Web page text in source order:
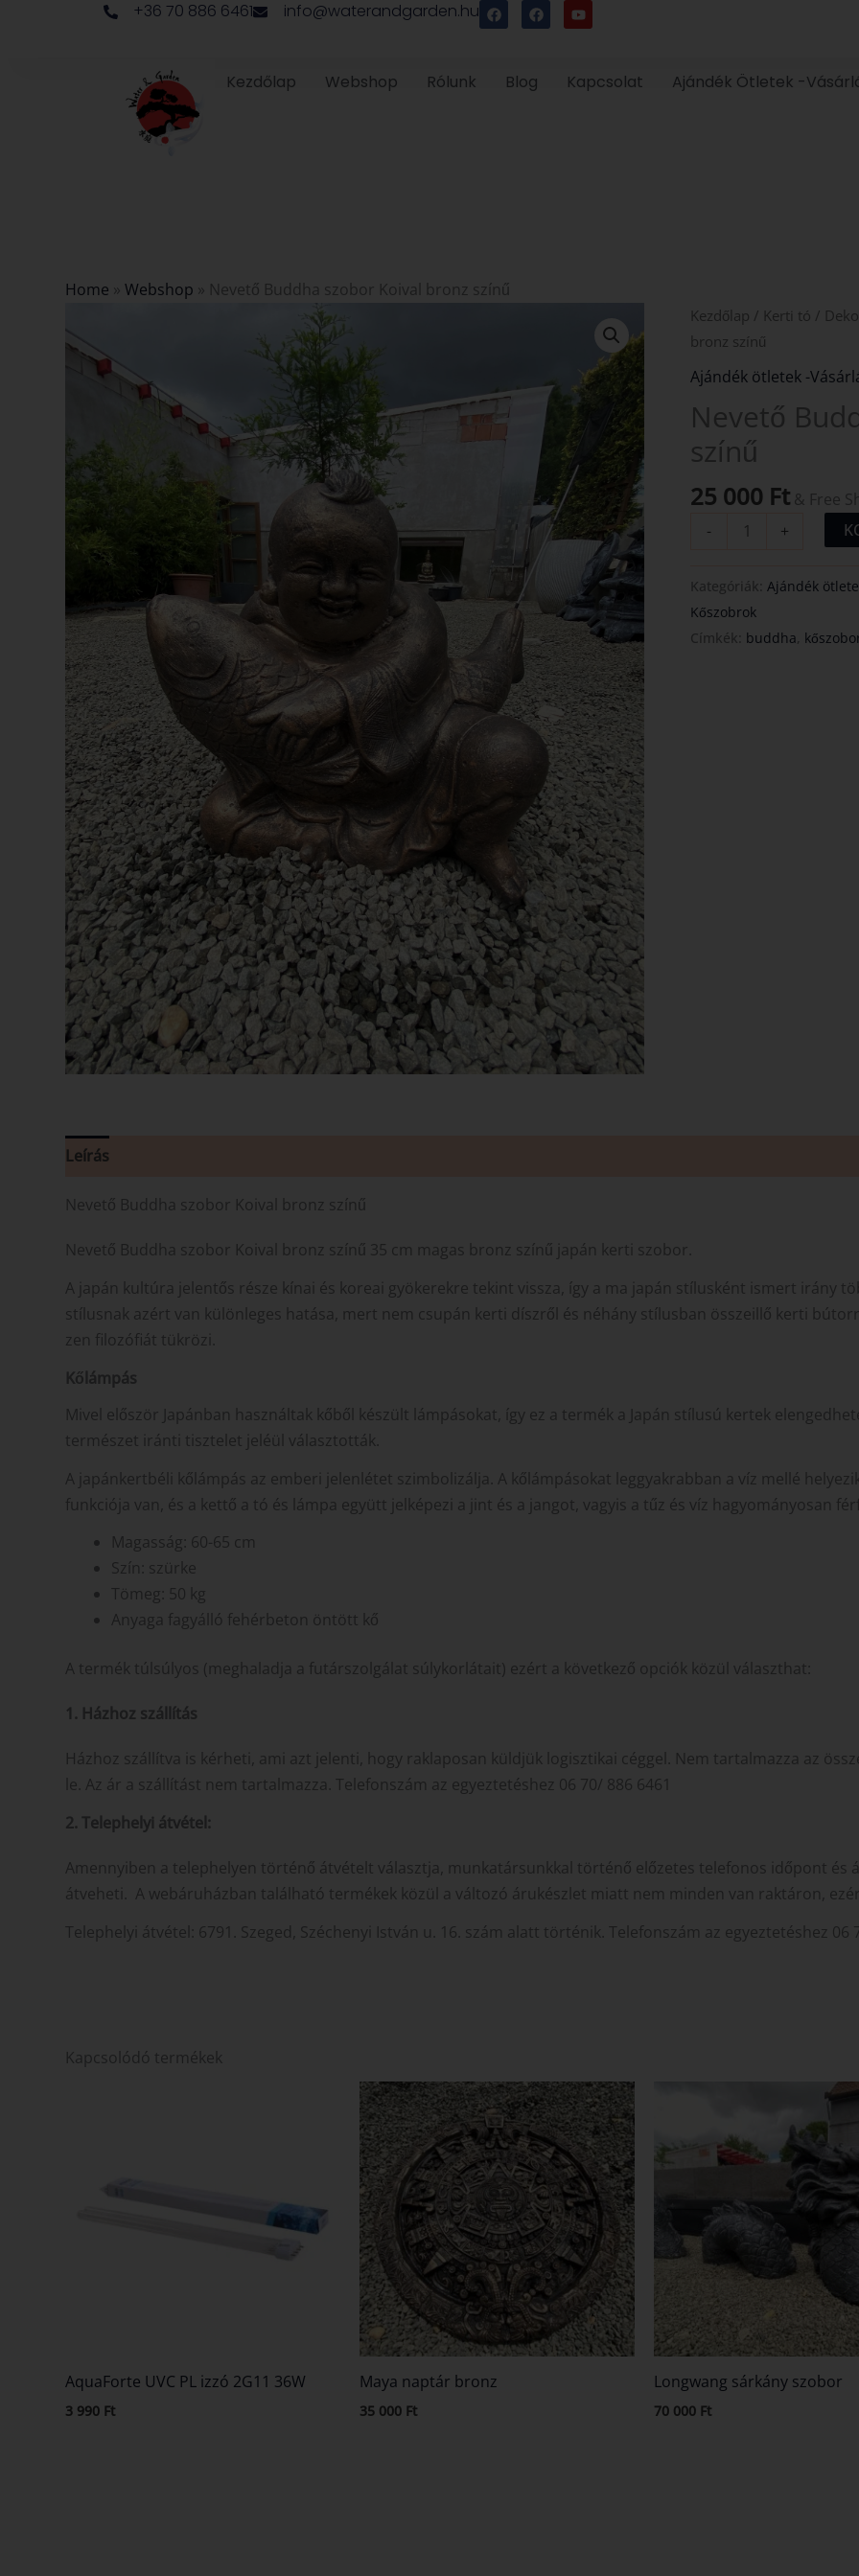
+36 70 886 6461 info@waterandgarden.hu F
a
c
F
a
c
o
o
Y
o
u
b
e
Kezdőlap Webshop Rólunk Blog Kapcsolat Ajándék Ötletek -
Home » Webshop » Nevető Buddha szobor Koival bronz színű
Kezdőlap / Kerti tó /
bronz színű
Ajándék ötletek -
Nevető
színű
25 000 Ft & Free
-
Nevető
Buddha
szobor
Koival
bronz
színű
+
Kategóriák:Ajándék
Kőszobrok
Címkék: buddha,
Leírás
Nevető Buddha szobor Koival bronz színű
Nevető Buddha szobor Koival bronz színű 35 cm magas bronz színű japán kerti szobor.
A japán kultúra jelentős része kínai és koreai gyökerekre tekint vissza, így a ma japán stílusként ismert irány
stílusnak azért van különleges hatása, mert nem csupán kerti díszről és néhány stílusban összeillő kerti
zen filozófiát tükrözi.
Kőlámpás
Mivel először Japánban használtak kőből készült lámpásokat, így ez a termék a Japán stílusú kertek
természet iránti tisztelet jeléül választották.
A japánkertbéli kőlámpás az emberi jelenlétet szimbolizálja. A kőlámpásokat leggyakrabban a víz mellé
funkciója van, és a kettő a tó és lámpa együtt jelképezi a jint és a jangot, vagyis a tűz és víz hagyományosan
Magasság: 60-65 cm
Szín: szürke
Tömeg: 50 kg
Anyaga fagyálló fehérbeton öntött kő
A termék túlsúlyos (meghaladja a futárszolgálat súlykorlátait) ezért a következő opciók közül választhat:
1. Házhoz szállítás
Házhoz szállítva is kérheti, ami azt jelenti, hogy raklaposan küldjük logisztikai céggel. Nem tartalmazza az
le. Az ár a szállítást nem tartalmazza. Telefonszám az egyeztetéshez 06 70/ 886 6461
2. Telephelyi átvétel:
Amennyiben a telephelyen történő átvételt választja, munkatársunkkal történő előzetes telefonos időpont és
átveheti. A webáruházban található termékek közül a változó árukészlet miatt nem minden van raktáron,
Telephelyi átvétel: 6791. Szeged, Széchenyi István u. 16. szám alatt történik. Telefonszám az egyeztetéshez 06
Kapcsolódó termékek
AquaForte UVC PL izzó 2G11 36W
3 990 Ft
Maya naptár bronz
35 000 Ft
Longwang sárkány szobor
70 000 Ft